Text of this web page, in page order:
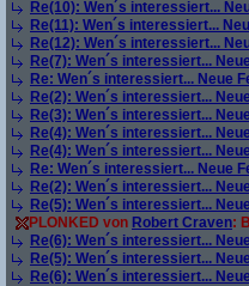
Re(10): Wen´s interessiert...
Re(11): Wen´s interessiert...
Re(12): Wen´s interessiert...
Re(7): Wen´s interessiert...
Re: Wen´s interessiert... Neue
Re(2): Wen´s interessiert...
Re(3): Wen´s interessiert...
Re(4): Wen´s interessiert...
Re(4): Wen´s interessiert...
Re: Wen´s interessiert... Neue
Re(2): Wen´s interessiert...
Re(5): Wen´s interessiert...
PLONKED von Robert Craven:
Re(6): Wen´s interessiert...
Re(5): Wen´s interessiert...
Re(6): Wen´s interessiert...